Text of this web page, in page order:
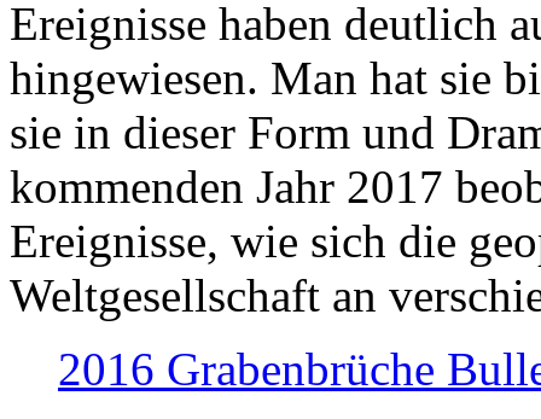
Ereignisse haben deutlich
hingewiesen. Man hat sie
sie in dieser Form und
kommenden Jahr 2017
Ereignisse, wie sich die
Weltgesellschaft an
2016 Grabenbrüche